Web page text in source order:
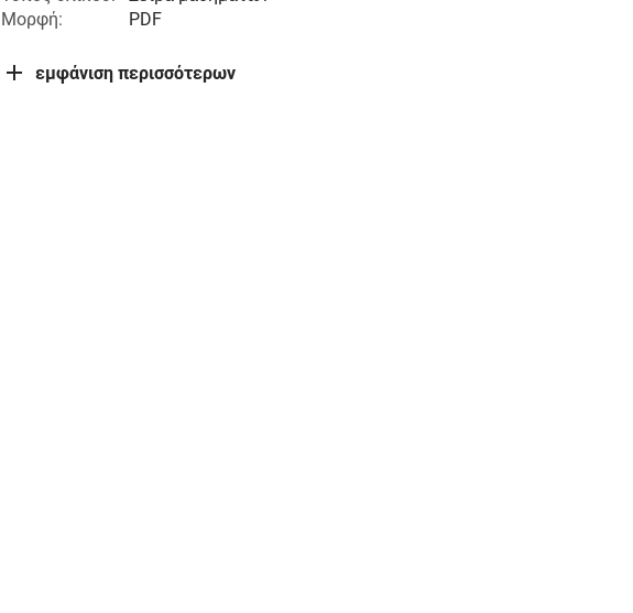
Μορφή:
PDF
εμφάνιση περισσότερων